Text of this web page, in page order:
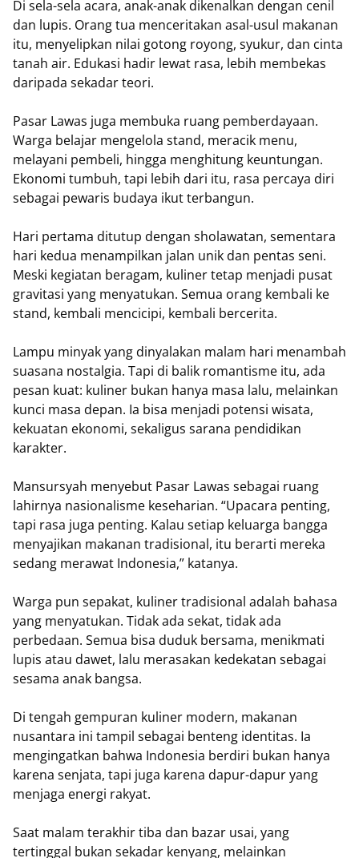
Di sela-sela acara, anak-anak dikenalkan dengan cenil
dan lupis. Orang tua menceritakan asal-usul makanan
itu, menyelipkan nilai gotong royong, syukur, dan cinta
tanah air. Edukasi hadir lewat rasa, lebih membekas
daripada sekadar teori.
Pasar Lawas juga membuka ruang pemberdayaan.
Warga belajar mengelola stand, meracik menu,
melayani pembeli, hingga menghitung keuntungan.
Ekonomi tumbuh, tapi lebih dari itu, rasa percaya diri
sebagai pewaris budaya ikut terbangun.
Hari pertama ditutup dengan sholawatan, sementara
hari kedua menampilkan jalan unik dan pentas seni.
Meski kegiatan beragam, kuliner tetap menjadi pusat
gravitasi yang menyatukan. Semua orang kembali ke
stand, kembali mencicipi, kembali bercerita.
Lampu minyak yang dinyalakan malam hari menambah
suasana nostalgia. Tapi di balik romantisme itu, ada
pesan kuat: kuliner bukan hanya masa lalu, melainkan
kunci masa depan. Ia bisa menjadi potensi wisata,
kekuatan ekonomi, sekaligus sarana pendidikan
karakter.
Mansursyah menyebut Pasar Lawas sebagai ruang
lahirnya nasionalisme keseharian. “Upacara penting,
tapi rasa juga penting. Kalau setiap keluarga bangga
menyajikan makanan tradisional, itu berarti mereka
sedang merawat Indonesia,” katanya.
Warga pun sepakat, kuliner tradisional adalah bahasa
yang menyatukan. Tidak ada sekat, tidak ada
perbedaan. Semua bisa duduk bersama, menikmati
lupis atau dawet, lalu merasakan kedekatan sebagai
sesama anak bangsa.
Di tengah gempuran kuliner modern, makanan
nusantara ini tampil sebagai benteng identitas. Ia
mengingatkan bahwa Indonesia berdiri bukan hanya
karena senjata, tapi juga karena dapur-dapur yang
menjaga energi rakyat.
Saat malam terakhir tiba dan bazar usai, yang
tertinggal bukan sekadar kenyang, melainkan